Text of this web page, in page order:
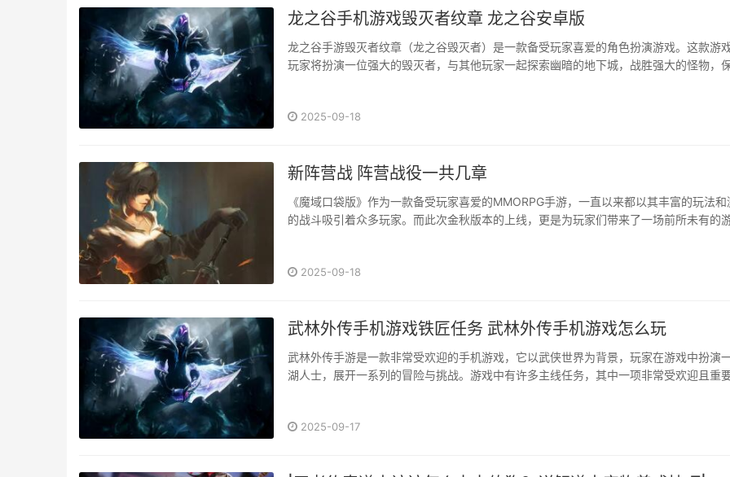
龙之谷手机游戏毁灭者纹章 龙之谷安卓版
龙之谷手游毁灭者纹章（龙之谷毁灭者）是一款备受玩家喜爱的角色扮演游戏。这款游戏
玩家将扮演一位强大的毁灭者，与其他玩家一起探索幽暗的地下城，战胜强大的怪物，保
2025-09-18
新阵营战 阵营战役一共几章
《魔域口袋版》作为一款备受玩家喜爱的MMORPG手游，一直以来都以其丰富的玩法和
的战斗吸引着众多玩家。而此次金秋版本的上线，更是为玩家们带来了一场前所未有的
2025-09-18
武林外传手机游戏铁匠任务 武林外传手机游戏怎么玩
武林外传手游是一款非常受欢迎的手机游戏，它以武侠世界为背景，玩家在游戏中扮演
湖人士，展开一系列的冒险与挑战。游戏中有许多主线任务，其中一项非常受欢迎且重要
2025-09-17